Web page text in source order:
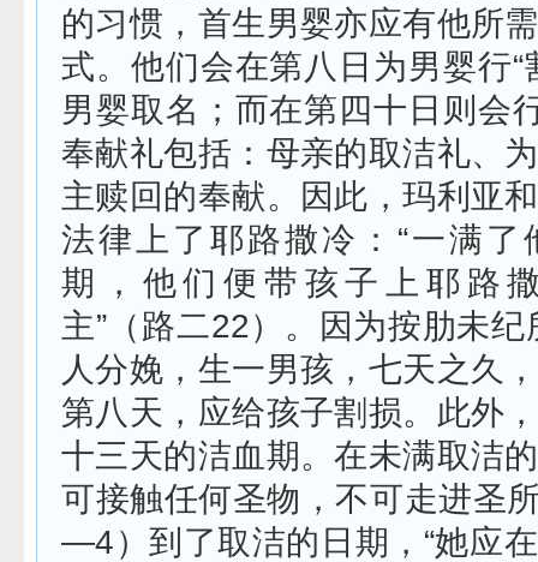
的习惯，首生男婴亦应有他所
式。他们会在第八日为男婴行“
男婴取名；而在第四十日则会
奉献礼包括：母亲的取洁礼、
主赎回的奉献。因此，玛利亚
法律上了耶路撒冷：“一满了
期，他们便带孩子上耶路
主”（路二22）。因为按肋未纪
人分娩，生一男孩，七天之久
第八天，应给孩子割损。此外
十三天的洁血期。在未满取洁
可接触任何圣物，不可走进圣
—4）到了取洁的日期，“她应